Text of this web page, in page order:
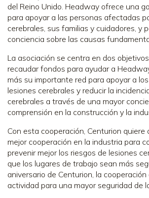
del Reino Unido. Headway ofrece una
para apoyar a las personas afectadas
cerebrales, sus familias y cuidadores, y
conciencia sobre las causas
La asociación se centra en dos
recaudar fondos para ayudar a
más su importante red para apoyar a
lesiones cerebrales y reducir la
cerebrales a través de una mayor
comprensión en la construcción y la
Con esta cooperación, Centurion quiere
mejor cooperación en la industria para
prevenir mejor los riesgos de lesiones
que los lugares de trabajo sean más
aniversario de Centurion, la
actividad para una mayor seguridad de